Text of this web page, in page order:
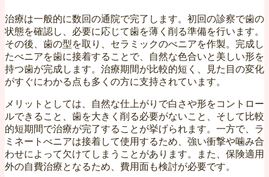
治療は一般的に数回の通院で完了します。初回の診察で歯の
状態を確認し、必要に応じて歯を薄く削る準備を行います。
その後、歯の型を取り、セラミックのべニアを作製。完成し
たべニアを歯に接着することで、自然な色合いと美しい形を
持つ歯が完成します。治療期間が比較的短く、見た目の変化
がすぐにわかる点も多くの方に支持されています。
メリットとしては、自然な仕上がりで白さや形をコントロー
ルできること、歯を大きく削る必要がないこと、そして比較
的短期間で治療が完了することが挙げられます。一方で、ラ
ミネートべニアは接着して使用するため、強い衝撃や噛み合
わせによって欠けてしまうことがあります。また、保険適用
外の自費治療となるため、費用面も検討が必要です。